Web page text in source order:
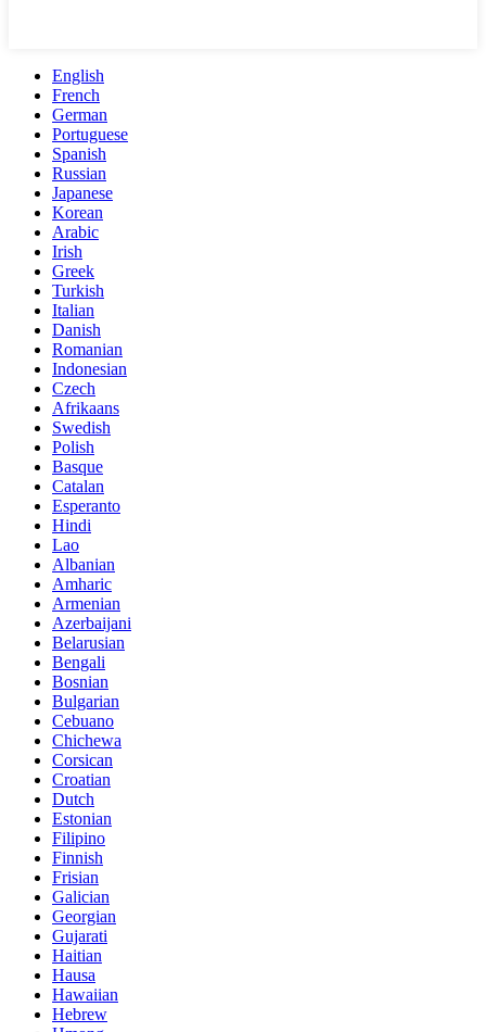
English
French
German
Portuguese
Spanish
Russian
Japanese
Korean
Arabic
Irish
Greek
Turkish
Italian
Danish
Romanian
Indonesian
Czech
Afrikaans
Swedish
Polish
Basque
Catalan
Esperanto
Hindi
Lao
Albanian
Amharic
Armenian
Azerbaijani
Belarusian
Bengali
Bosnian
Bulgarian
Cebuano
Chichewa
Corsican
Croatian
Dutch
Estonian
Filipino
Finnish
Frisian
Galician
Georgian
Gujarati
Haitian
Hausa
Hawaiian
Hebrew